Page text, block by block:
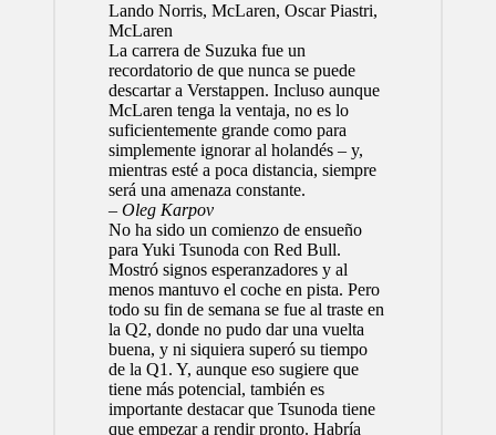
Lando Norris, McLaren, Oscar Piastri,
McLaren
La carrera de Suzuka fue un
recordatorio de que nunca se puede
descartar a Verstappen. Incluso aunque
McLaren tenga la ventaja, no es lo
suficientemente grande como para
simplemente ignorar al holandés – y,
mientras esté a poca distancia, siempre
será una amenaza constante.
– Oleg Karpov
No ha sido un comienzo de ensueño
paraYuki Tsunodacon Red Bull.
Mostró signos esperanzadores y al
menos mantuvo el coche en pista. Pero
todo su fin de semana se fue al traste en
la Q2, donde no pudo dar una vuelta
buena, y ni siquiera superó su tiempo
de la Q1. Y, aunque eso sugiere que
tiene más potencial, también es
importante destacar que Tsunoda tiene
que empezar a rendir pronto. Habría